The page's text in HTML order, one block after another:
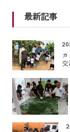
最新記事
交